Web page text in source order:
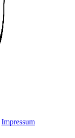
Impressum